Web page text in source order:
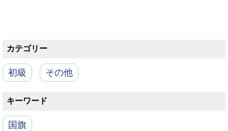
カテゴリー
初級 その他
キーワード
国旗